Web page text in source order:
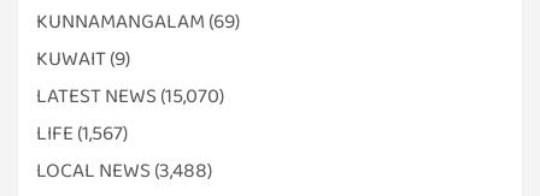
KUNNAMANGALAM (69)
KUWAIT(9)
LATEST NEWS (15,070)
LIFE (1,567)
LOCAL NEWS (3,488)